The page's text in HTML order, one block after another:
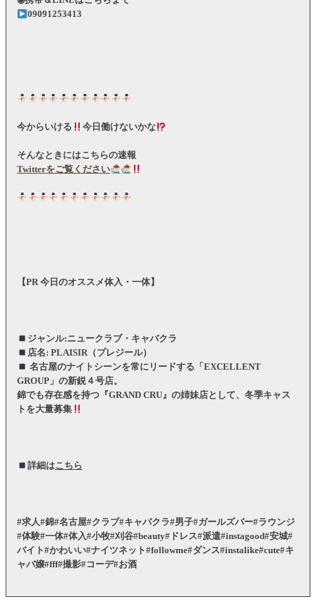
09091253413
今からいける 今日働けないかな
そんなときにはこちらの速報
Twitterをご覧ください
【PR 今日のオススメ体入・一体】
ジャンル:ニュークラブ・キャバクラ
店名: PLAISIR（プレジール）
名古屋のナイトシーンを常にリードする「EXCELLENT
GROUP」の新鋭４号店。
錦でも存在感を持つ『GRAND CRU』の姉妹店として、冬季キャス
トを大量募集
詳細はこちら
#求人#錦#名古屋#クラブ#キャバクラ#男子#ガールズバー#ラウンジ
#体験#一体#体入#小牧#刈谷#beauty#ドレス#派遣#instagood#安城#
バイト#かわいい#ナイツネット#followme#ダンス#instalike#cute#キ
ャバ嬢#fff#撮影#コーデ#お酒